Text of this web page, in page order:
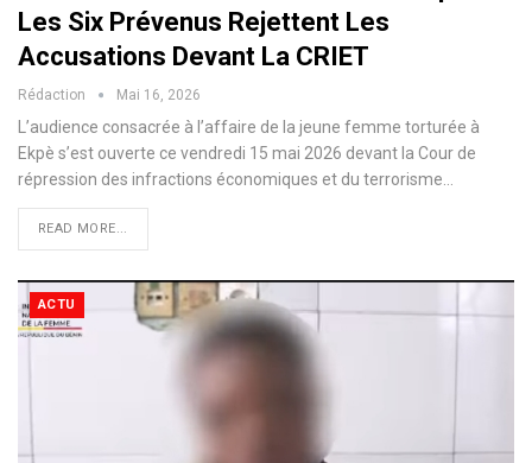
Les Six Prévenus Rejettent Les
Accusations Devant La CRIET
Rédaction Mai 16, 2026
L’audience consacrée à l’affaire de la jeune femme torturée à
Ekpè s’est ouverte ce vendredi 15 mai 2026 devant la Cour de
répression des infractions économiques et du terrorisme…
READ MORE...
ACTU